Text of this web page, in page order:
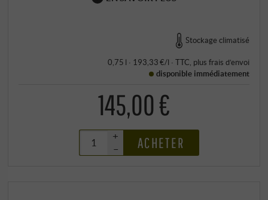
Stockage climatisé
0,75 l · 193,33 €/l · TTC , plus frais d’envoi
disponible immédiatement
145,00 €
+
–
ACHETER